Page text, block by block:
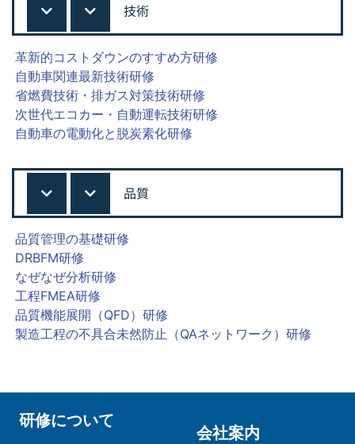
技術
革新的コストダウンのすすめ方研修
自動車関連最新技術研修
省燃費技術・排ガス対策技術研修
次世代エコカー・自動運転技術研修
自動車の電動化と脱炭素化研修
品質
品質管理の基礎研修
DRBFM研修
なぜなぜ分析研修
工程FMEA研修
品質機能展開（QFD）研修
製造工程の不具合未然防止（QAネットワーク）研修
研修について
会社案内